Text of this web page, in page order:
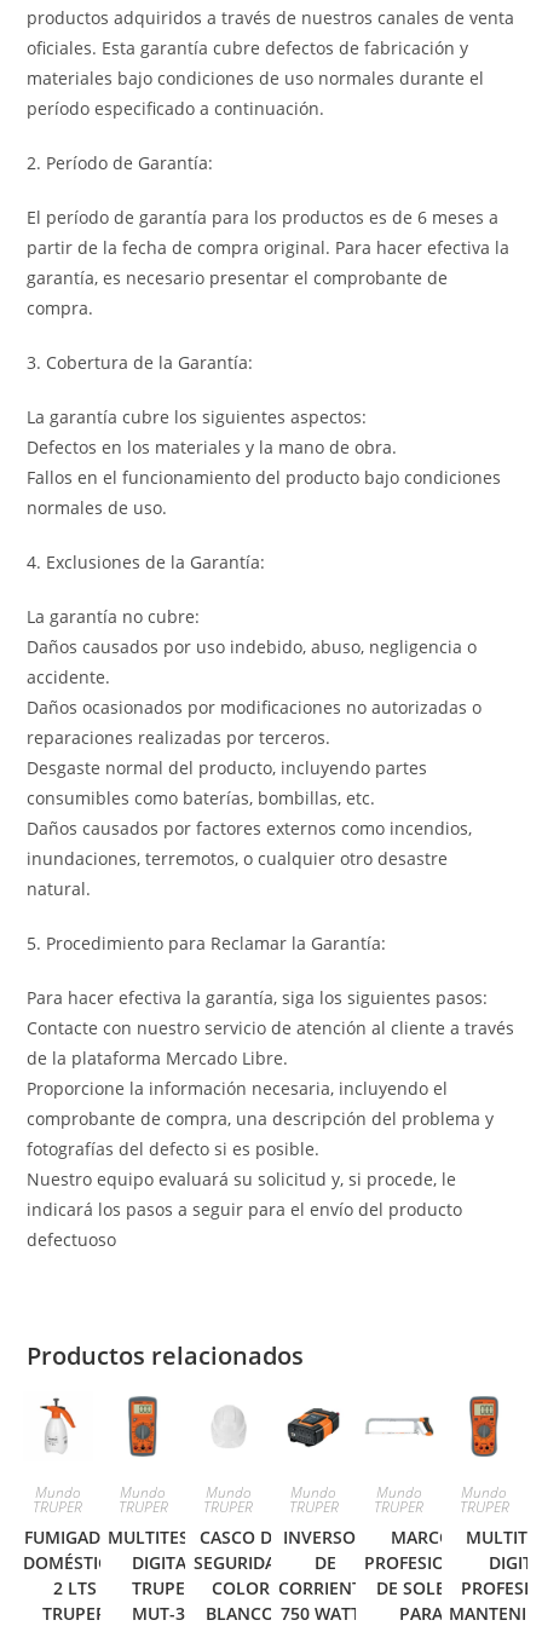
productos adquiridos a través de nuestros canales de venta
oficiales. Esta garantía cubre defectos de fabricación y
materiales bajo condiciones de uso normales durante el
período especificado a continuación.
2. Período de Garantía:
El período de garantía para los productos es de 6 meses a
partir de la fecha de compra original. Para hacer efectiva la
garantía, es necesario presentar el comprobante de
compra.
3. Cobertura de la Garantía:
La garantía cubre los siguientes aspectos:
Defectos en los materiales y la mano de obra.
Fallos en el funcionamiento del producto bajo condiciones
normales de uso.
4. Exclusiones de la Garantía:
La garantía no cubre:
Daños causados por uso indebido, abuso, negligencia o
accidente.
Daños ocasionados por modificaciones no autorizadas o
reparaciones realizadas por terceros.
Desgaste normal del producto, incluyendo partes
consumibles como baterías, bombillas, etc.
Daños causados por factores externos como incendios,
inundaciones, terremotos, o cualquier otro desastre
natural.
5. Procedimiento para Reclamar la Garantía:
Para hacer efectiva la garantía, siga los siguientes pasos:
Contacte con nuestro servicio de atención al cliente a través
de la plataforma Mercado Libre.
Proporcione la información necesaria, incluyendo el
comprobante de compra, una descripción del problema y
fotografías del defecto si es posible.
Nuestro equipo evaluará su solicitud y, si procede, le
indicará los pasos a seguir para el envío del producto
defectuoso
Productos relacionados
Mundo
TRUPER
FUMIGADOR
DOMÉSTICO,
2 LTS
TRUPER
Mundo
TRUPER
MULTITESTER
DIGITAL
TRUPER
MUT-33
Mundo
TRUPER
CASCO DE
SEGURIDAD
COLOR
BLANCO
Mundo
TRUPER
INVERSOR
DE
CORRIENTE
750 WATTS
Mundo
TRUPER
MARCO
PROFESIONAL
DE SOLERA
PARA
Mundo
TRUPER